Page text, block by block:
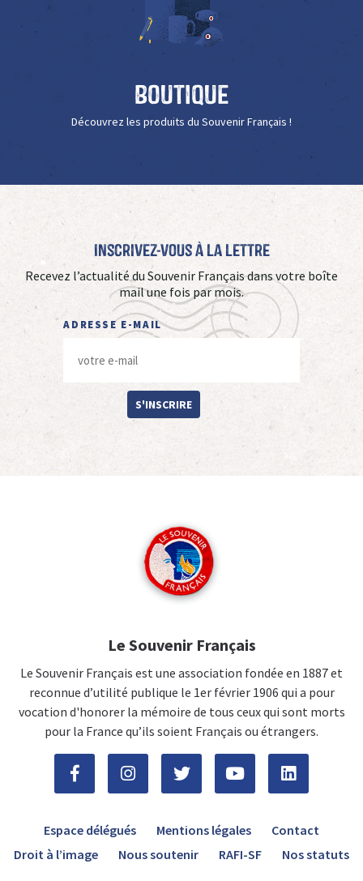
Boutique
Découvrez les produits du Souvenir Français !
Inscrivez-vous à La Lettre
Recevez l’actualité du Souvenir Français dans votre boîte
mail une fois par mois.
ADRESSE E-MAIL
S'INSCRIRE
Le Souvenir Français
Le Souvenir Français est une association fondée en 1887 et
reconnue d’utilité publique le 1er février 1906 qui a pour
vocation d'honorer la mémoire de tous ceux qui sont morts
pour la France qu’ils soient Français ou étrangers.
Espace délégués Mentions légales
Contact
Droit à l’image
Nous soutenir RAFI-SF Nos statuts